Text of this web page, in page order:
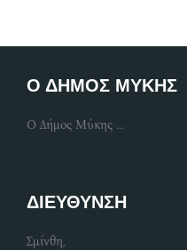
Ο ΔΗΜΟΣ ΜΥΚΗΣ
Ο Δήμος Μύκης ...
ΔΙΕΥΘΥΝΣΗ
Σμίνθη,